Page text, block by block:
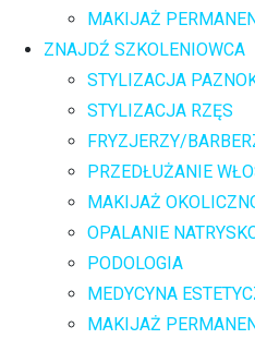
MAKIJAŻ
ZNAJDŹ SZKOLENIOWCA
STYLIZACJA
STYLIZACJA RZĘS
FRYZJERZY/
PRZEDŁUŻANIE
MAKIJAŻ
OPALANIE
PODOLOGIA
MEDYCYNA
MAKIJAŻ